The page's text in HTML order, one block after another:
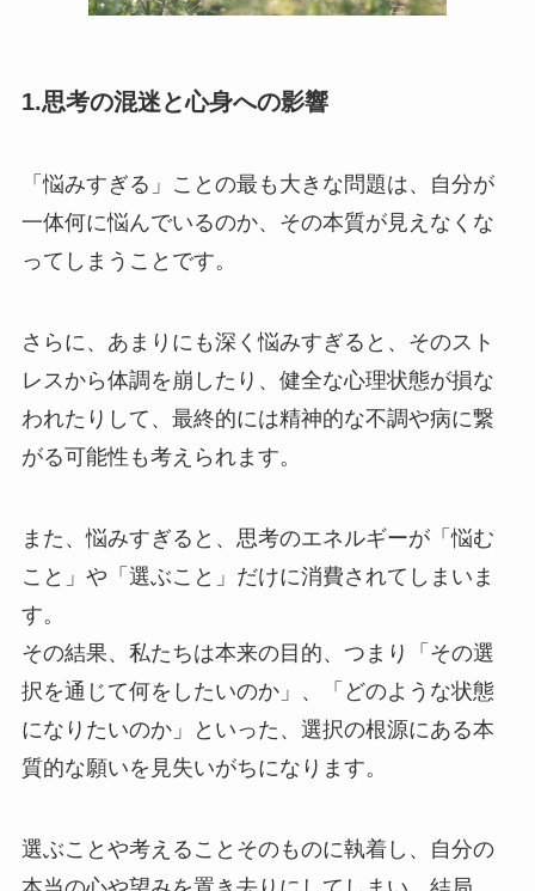
1.思考の混迷と心身への影響
「悩みすぎる」ことの最も大きな問題は、自分が
一体何に悩んでいるのか、その本質が見えなくな
ってしまうことです。
さらに、あまりにも深く悩みすぎると、そのスト
レスから体調を崩したり、健全な心理状態が損な
われたりして、最終的には精神的な不調や病に繋
がる可能性も考えられます。
また、悩みすぎると、思考のエネルギーが「悩む
こと」や「選ぶこと」だけに消費されてしまいま
す。
その結果、私たちは本来の目的、つまり「その選
択を通じて何をしたいのか」、「どのような状態
になりたいのか」といった、選択の根源にある本
質的な願いを見失いがちになります。
選ぶことや考えることそのものに執着し、自分の